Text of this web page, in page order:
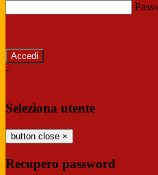
-
Seleziona utente
button close ×
Recupero password